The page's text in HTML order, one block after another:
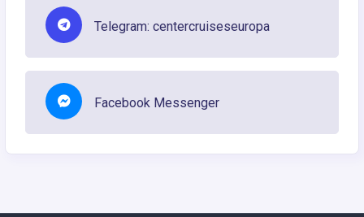
Telegram: centercruiseseuropa
Facebook Messenger